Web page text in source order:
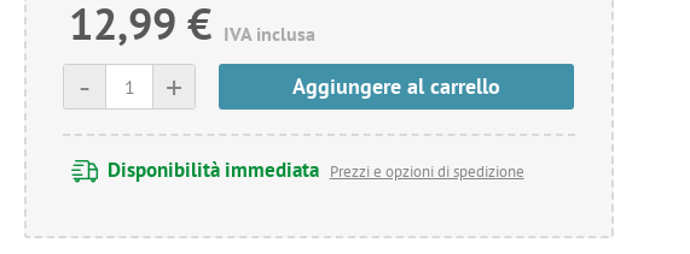
12,99 € IVA inclusa
+
- Aggiungere al carrello
Disponibilità immediata Prezzi e opzioni di spedizione